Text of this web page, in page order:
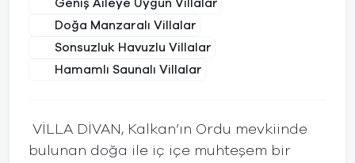
Geniş Aileye Uygun Villalar
Doğa Manzaralı Villalar
Sonsuzluk Havuzlu Villalar
Hamamlı Saunalı Villalar
VİLLA DİVAN, Kalkan’ın Ordu mevkiinde
bulunan doğa ile iç içe muhteşem bir